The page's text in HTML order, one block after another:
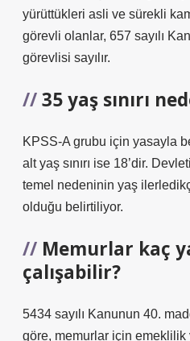
yürüttükleri asli ve sürekli
görevli olanlar, 657 sayılı
görevlisi sayılır.
35 yaş sınırı
KPSS-A grubu için yasayla
alt yaş sınırı ise 18’dir.
temel nedeninin yaş
olduğu belirtiliyor.
Memurlar kaç
çalışabilir?
5434 sayılı Kanunun 40.
göre, memurlar için emeklilik